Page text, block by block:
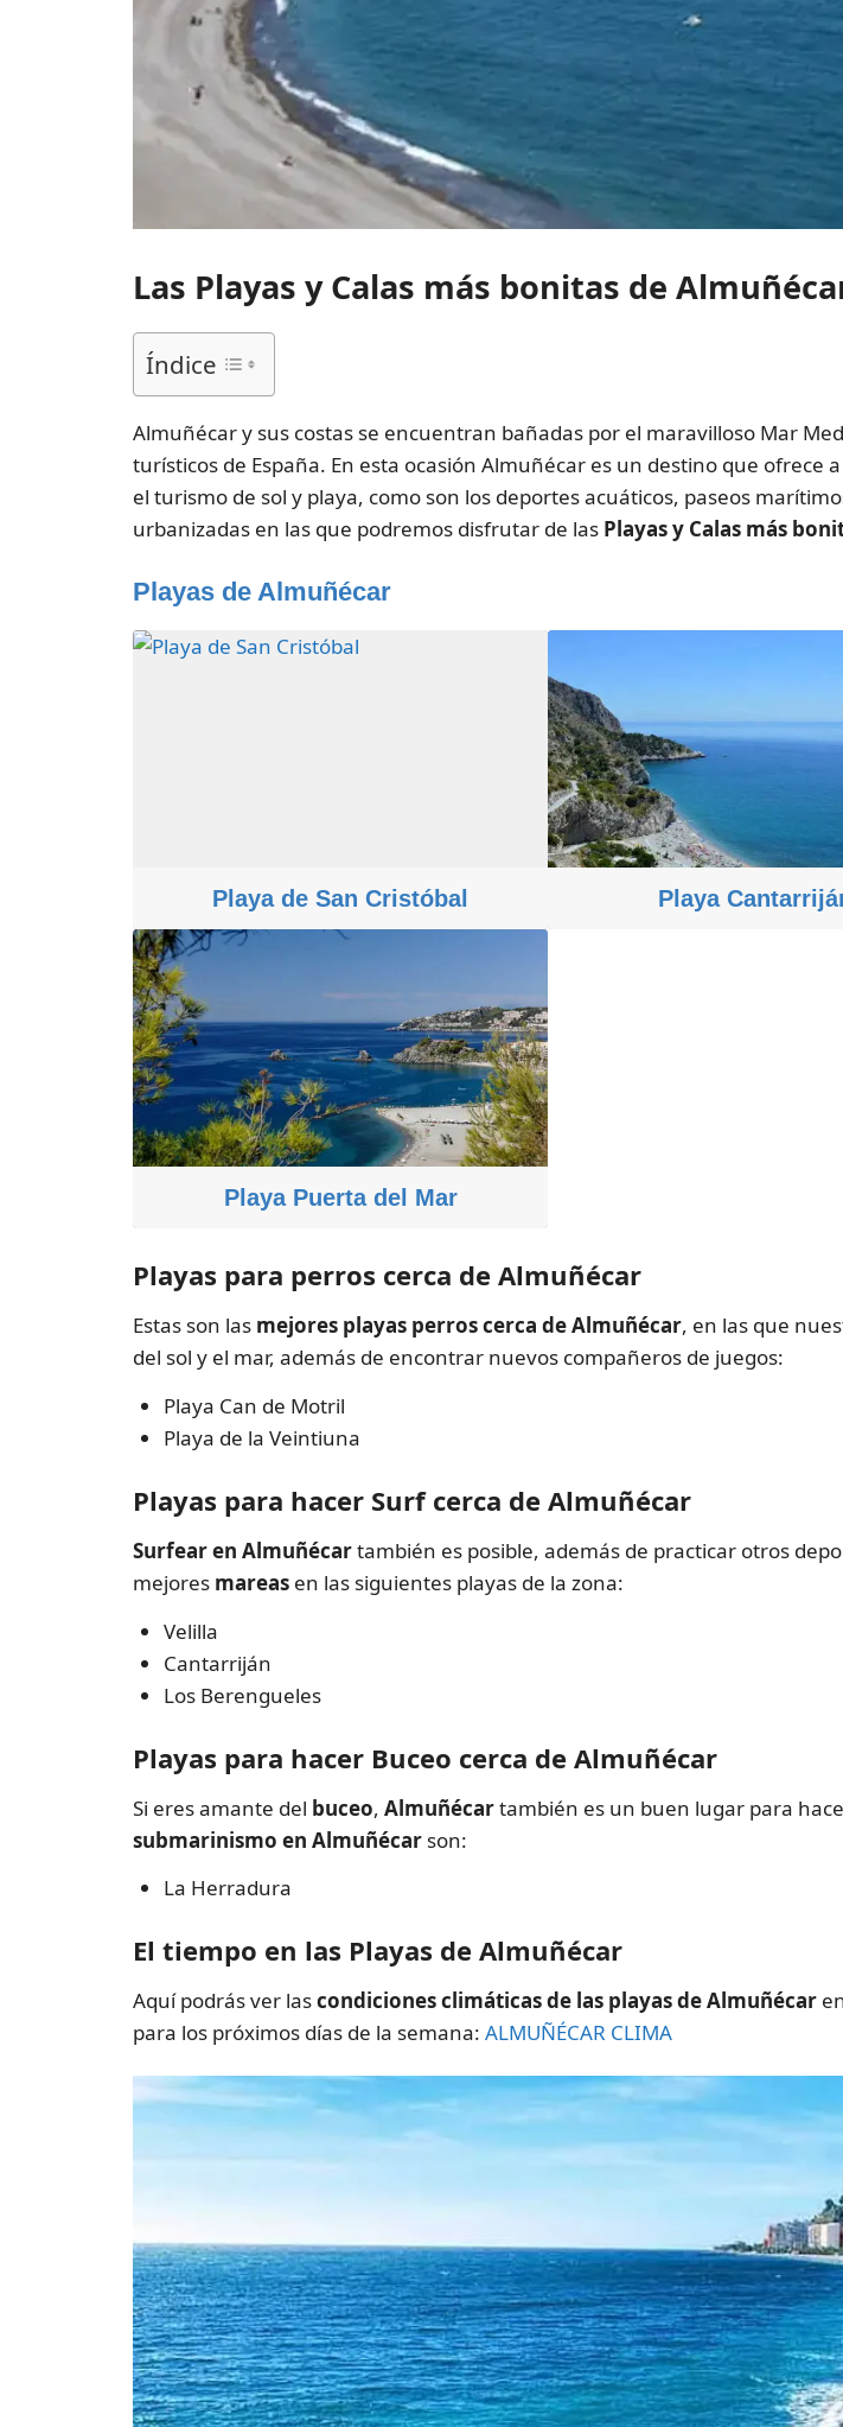
Las Playas y Calas más bonitas de
Índice
Almuñécar y sus costas se encuentran bañadas por el maravilloso Mar
turísticos de España. En esta ocasión Almuñécar es un destino que
el turismo de sol y playa, como son los deportes acuáticos, paseos
urbanizadas en las que podremos disfrutar de las Playas y Calas más
Playas de Almuñécar
Playa de San Cristóbal Playa
Playa Puerta del Mar
Playas para perros cerca de Almuñécar
Estas son las mejores playas perros cerca de Almuñécar, en las que
del sol y el mar, además de encontrar nuevos compañeros de juegos:
Playa Can de Motril
Playa de la Veintiuna
Playas para hacer Surf cerca de Almuñécar
Surfear en Almuñécartambién es posible, además de practicar otros
mejores mareas en las siguientes playas de la zona:
Velilla
Cantarriján
Los Berengueles
Playas para hacer Buceo cerca de Almuñécar
Si eres amante del buceo, Almuñécartambién es un buen lugar para
submarinismo en Almuñécar son:
La Herradura
El tiempo en las Playas de Almuñécar
Aquí podrás ver lascondiciones climáticas de las playas de Almuñécar
para los próximos días de la semana: ALMUÑÉCAR CLIMA